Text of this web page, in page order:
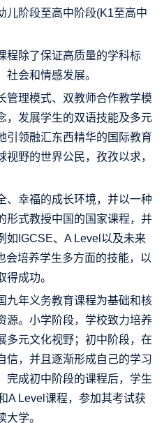
儿阶段至高中阶段(K1至高中
程除了保证高质量的学科标
会和情感发展。
管理模式、双教师合作教学模
，发展学生的双语技能及多元
引领融汇东西精华的国际教育
野的世界公民，孜孜以求，
、幸福的成长环境，并以一种
形式教授中国的国家课程，并
如IGCSE、A Level以及未来
会培养学生多方面的技能，以
成功。
九年义务教育课程为基础和核
源。小学阶段，学校致力培养
多元文化视野；初中阶段，在
信，并且逐渐形成自己的学习
完成初中阶段的课程后，学生
A Level课程，参加其考试获
学。